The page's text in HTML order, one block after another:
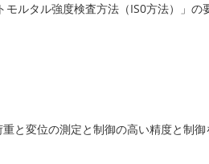
ルタル強度検査方法（IS0方法）」の
と変位の測定と制御の高い精度と制御